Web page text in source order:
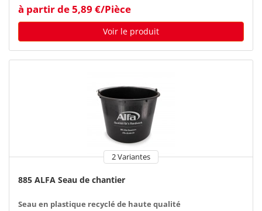
à partir de 5,89 €/Pièce
Voir le produit
2 Variantes
885 ALFA Seau de chantier
Seau en plastique recyclé de haute qualité